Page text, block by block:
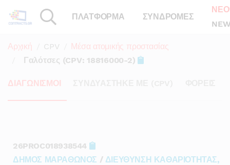
ΠΛΑΤΦΟΡΜΑ ΣΥΝΔΡΟΜΕΣ
Αρχική CPV
Μέσα ατομικής προστασίας
Γαλότσες (CPV: 18816000-2)
ΔΙΑΓΩΝΙΣΜΟΙ
26PROC018938544
ΔΗΜΟΣ ΜΑΡΑΘΩΝΟΣ / ΔΙΕΥΘΥΝΣΗ ΚΑΘΑΡΙΟΤΗΤΑΣ,